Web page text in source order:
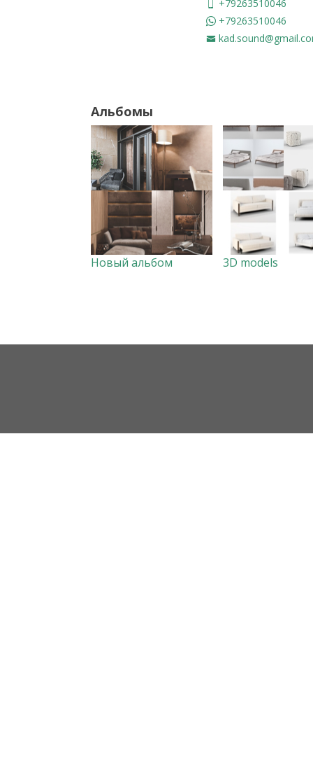
+79263510046
+79263510046
Альбомы
Новый альбом 3D models